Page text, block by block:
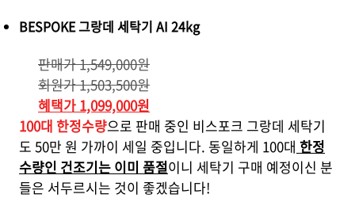
BESPOKE 그랑데 세탁기 AI 24kg
판매가 1,549,000원
회원가 1,503,500원
혜택가 1,099,000원
100대 한정수량으로 판매 중인 비스포크 그랑데 세탁기
도 50만 원 가까이 세일 중입니다. 동일하게 100대 한정
수량인 건조기는 이미 품절이니 세탁기 구매 예정이신 분
들은 서두르시는 것이 좋겠습니다!